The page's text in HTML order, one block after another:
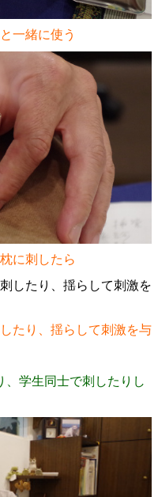
一緒に使う
に刺したら
たり、揺らして刺激を与
、学生同士で刺したりし